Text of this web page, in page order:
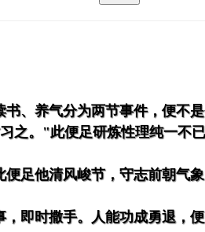
、养气分为两节事件，便不
之。"此便足研炼性理纯一不已
足他清风峻节，守志前朝气
即时撒手。人能功成勇退，